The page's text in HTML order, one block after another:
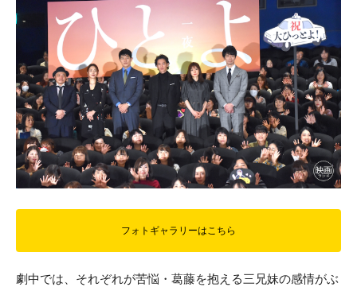
フォトギャラリーはこちら
劇中では、それぞれが苦悩・葛藤を抱える三兄妹の感情がぶ